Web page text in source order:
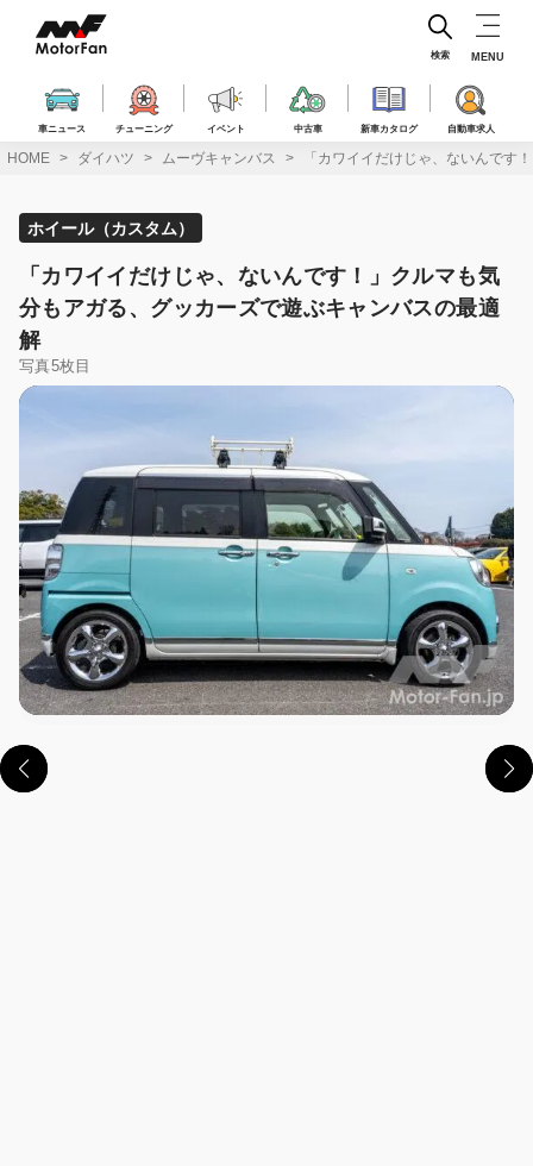
ス
車ニュース チューニング イベント 中古車 新車カタログ 自動車求人
検索 MENU
HOME ダイハツ ムーヴキャンバス 「カワイイだけじゃ、ないんです
ホイール（カスタム）
「カワイイだけじゃ、ないんです！」クルマも気
分もアガる、グッカーズで遊ぶキャンバスの最適
解
写真5枚目